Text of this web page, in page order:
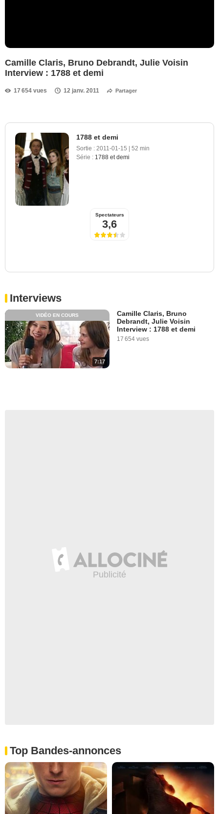
Camille Claris, Bruno Debrandt, Julie Voisin
Interview : 1788 et demi
17 654 vues 12 janv. 2011 Partager
1788 et demi
Sortie : 2011-01-15 | 52 min
Série : 1788 et demi
Spectateurs
3,6
Interviews
7:17
VIDÉO EN COURS
Camille Claris, Bruno
Debrandt, Julie Voisin
Interview : 1788 et demi
17 654 vues
Top Bandes-annonces